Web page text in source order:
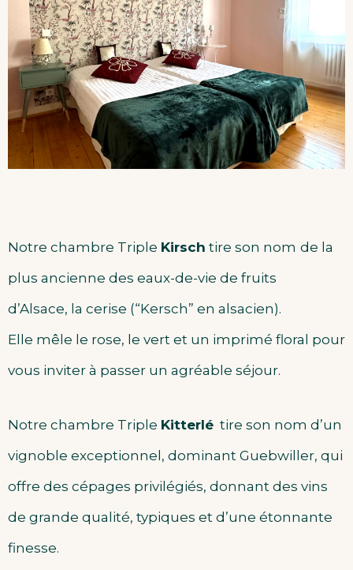
Notre chambre Triple Kirsch tire son nom de la
plus ancienne des eaux-de-vie de fruits
d’Alsace, la cerise (“Kersch” en alsacien).
Elle mêle le rose, le vert et un imprimé floral pour
vous inviter à passer un agréable séjour.
Notre chambre Triple Kitterlé tire son nom d’un
vignoble exceptionnel, dominant Guebwiller, qui
offre des cépages privilégiés, donnant des vins
de grande qualité, typiques et d’une étonnante
finesse.